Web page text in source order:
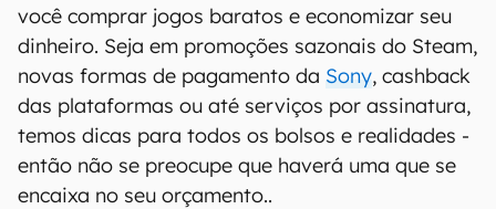
você comprar jogos baratos e economizar seu
dinheiro. Seja em promoções sazonais do Steam,
novas formas de pagamento da Sony, cashback
das plataformas ou até serviços por assinatura,
temos dicas para todos os bolsos e realidades -
então não se preocupe que haverá uma que se
encaixa no seu orçamento..